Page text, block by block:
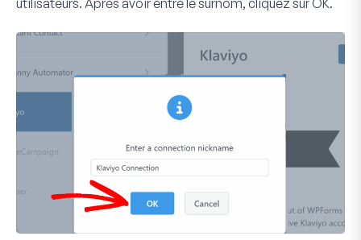
utilisateurs. Après avoir entré le surnom, cliquez sur OK.